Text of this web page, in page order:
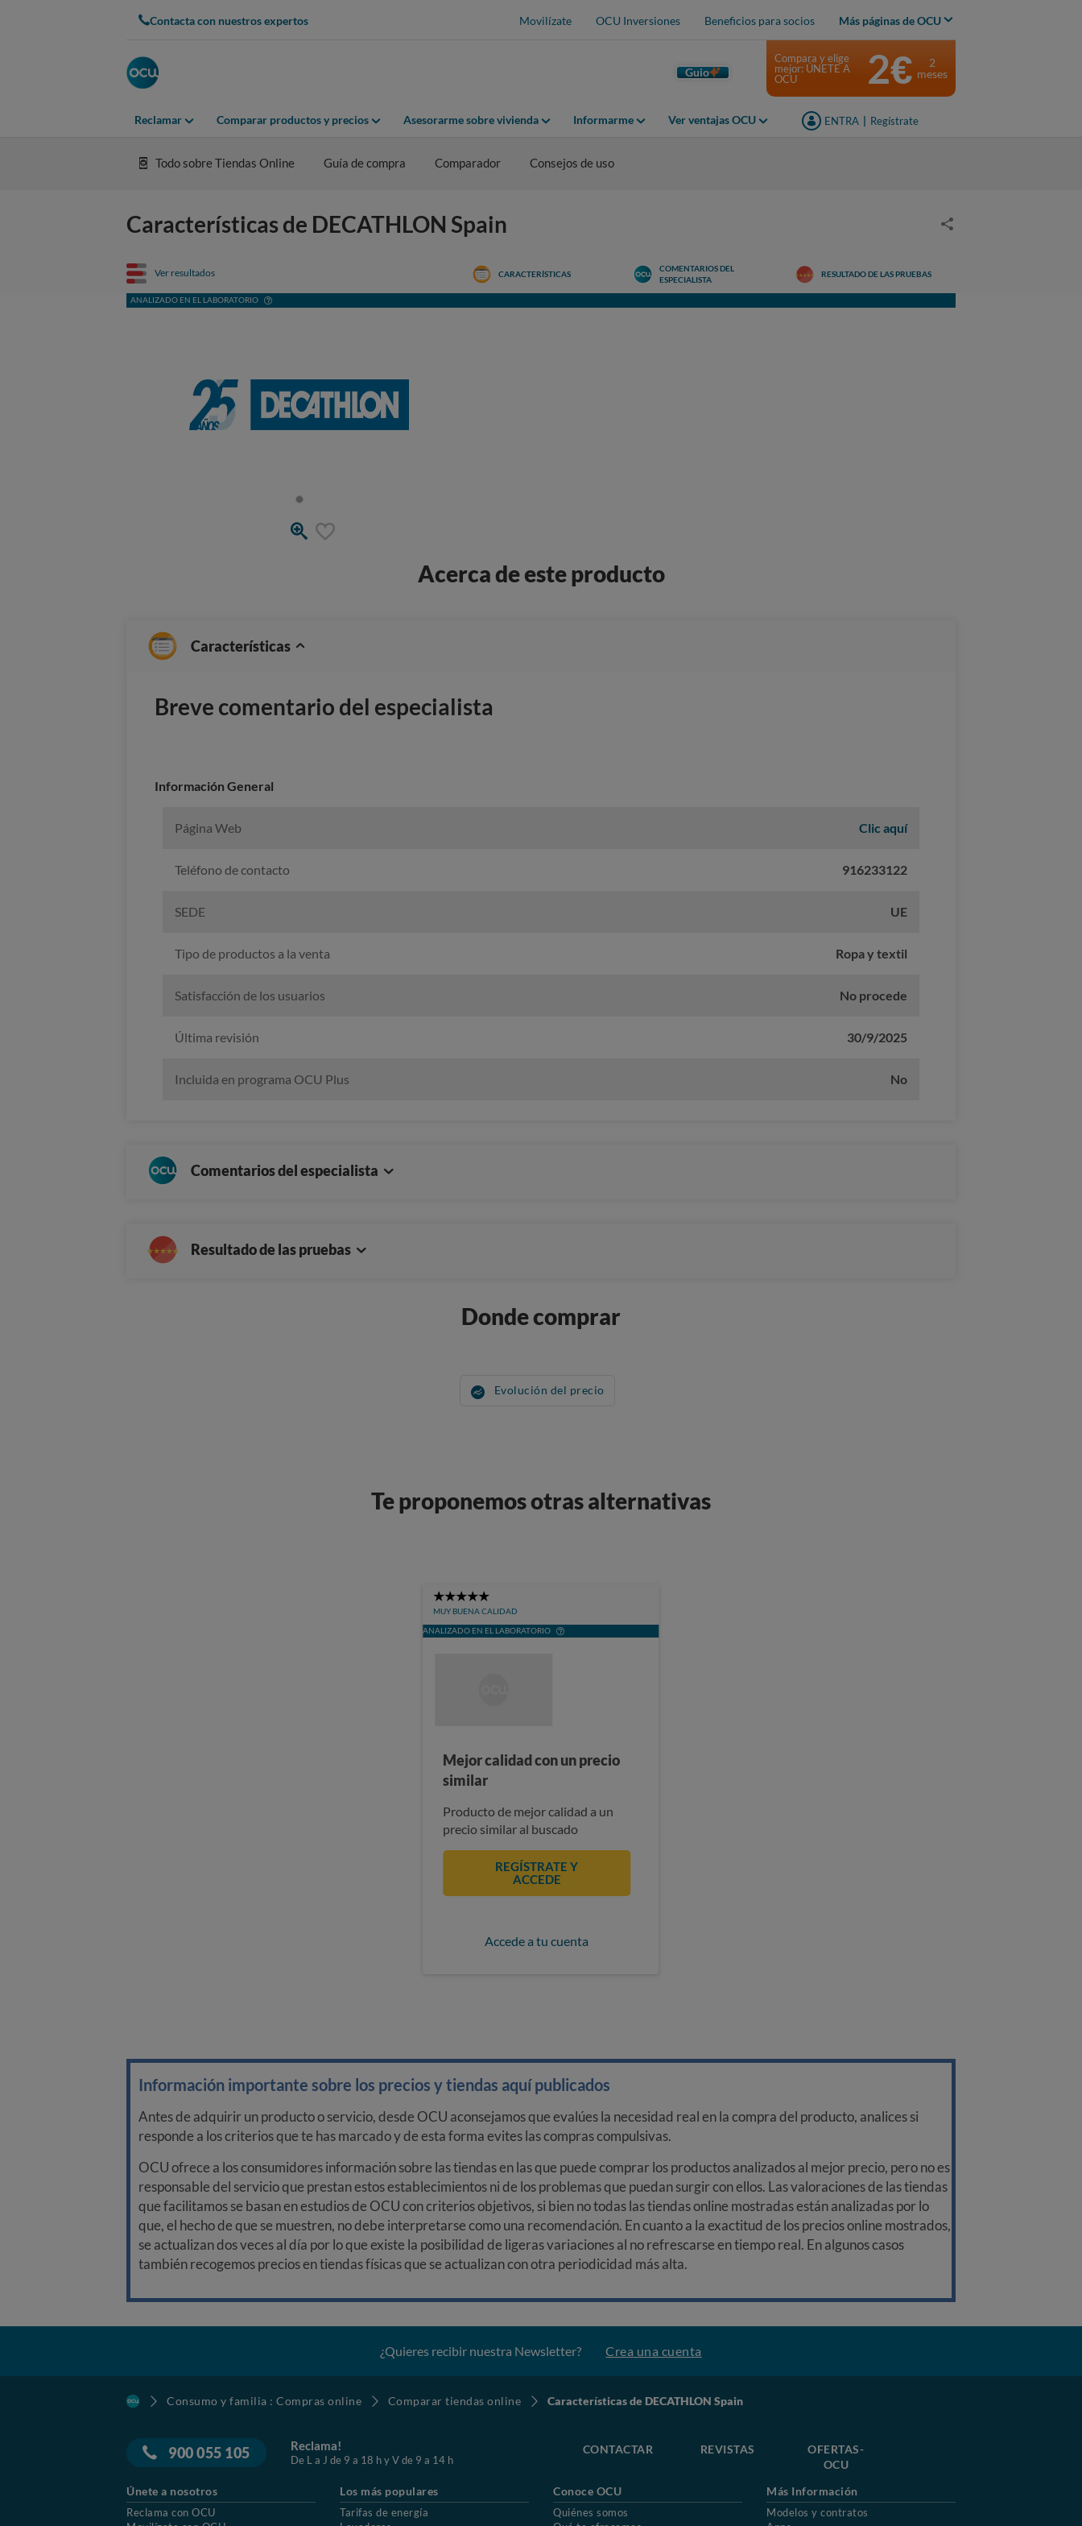
Contacta con nuestros expertos Movilízate OCU Inversiones Beneficios para socios Más páginas de OCU
Guio
Reclamar Comparar productos y precios Asesorarme sobre vivienda Informarme Ver ventajas OCU ENTRA Regístrate
Compara y elige
mejor: ÚNETE A
OCU
2€
2
meses
Todo sobre Tiendas Online Guía de compra Comparador Consejos de uso
Características de DECATHLON Spain
Ver resultados
ANALIZADO EN EL LABORATORIO
CARACTERÍSTICAS
COMENTARIOS DEL
ESPECIALISTA
RESULTADO DE LAS PRUEBAS
Acerca de este producto
Características
Breve comentario del especialista
Información General
Página Web Clic aquí
Teléfono de contacto 916233122
SEDE UE
Tipo de productos a la venta Ropa y textil
Satisfacción de los usuarios No procede
Última revisión 30/9/2025
Incluida en programa OCU Plus No
Comentarios del especialista
Resultado de las pruebas
Donde comprar
Evolución del precio
Te proponemos otras alternativas
5
Stars
MUY BUENA CALIDAD
ANALIZADO EN EL LABORATORIO
Mejor calidad con un precio
similar
Producto de mejor calidad a un
precio similar al buscado
REGÍSTRATE Y
ACCEDE
Accede a tu cuenta
Información importante sobre los precios y tiendas aquí publicados
Antes de adquirir un producto o servicio, desde OCU aconsejamos que evalúes la necesidad real en la compra del producto, analices si
responde a los criterios que te has marcado y de esta forma evites las compras compulsivas.
OCU ofrece a los consumidores información sobre las tiendas en las que puede comprar los productos analizados al mejor precio, pero no es
responsable del servicio que prestan estos establecimientos ni de los problemas que puedan surgir con ellos. Las valoraciones de las tiendas
que facilitamos se basan en estudios de OCU con criterios objetivos, si bien no todas las tiendas online mostradas están analizadas por lo
que, el hecho de que se muestren, no debe interpretarse como una recomendación. En cuanto a la exactitud de los precios online mostrados,
se actualizan dos veces al día por lo que existe la posibilidad de ligeras variaciones al no refrescarse en tiempo real. En algunos casos
también recogemos precios en tiendas físicas que se actualizan con otra periodicidad más alta.
¿Quieres recibir nuestra Newsletter? Crea una cuenta
Consumo y familia : Compras online Comparar tiendas online Características de DECATHLON Spain
900 055 105 Reclama!
De L a J de 9 a 18 h y V de 9 a 14 h
CONTACTAR REVISTAS
OFERTAS-
OCU
Únete a nosotros
Reclama con OCU
Los más populares
Tarifas de energía
Conoce OCU
Quiénes somos
Más Información
Modelos y contratos